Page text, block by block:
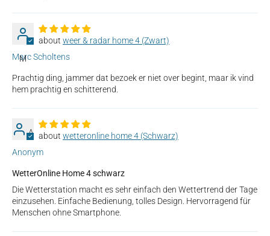
M
weer & radar home 4 (Zwart)
Marc Scholtens
Prachtig ding, jammer dat bezoek er niet over begint, maar ik vind
hem prachtig en schitterend.
A
wetteronline home 4 (Schwarz)
Anonym
WetterOnline Home 4 schwarz
Die Wetterstation macht es sehr einfach den Wettertrend der Tage
einzusehen. Einfache Bedienung, tolles Design. Hervorragend für
Menschen ohne Smartphone.